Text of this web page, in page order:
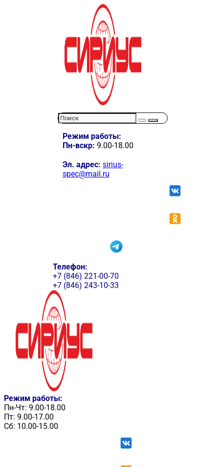
Режим работы:
Пн-вскр: 9.00-18.00
Эл. адрес: sirius-
spec@mail.ru
Телефон:
+7 (846) 221-00-70
+7 (846) 243-10-33
Режим работы:
Пн-Чт: 9.00-18.00
Пт: 9.00-17.00
Сб: 10.00-15.00